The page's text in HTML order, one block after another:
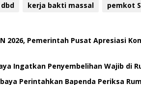
dbd kerja bakti massal pemkot
2026, Pemerintah Pusat Apresiasi
Ingatkan Penyembelihan Wajib di
Perintahkan Bapenda Periksa